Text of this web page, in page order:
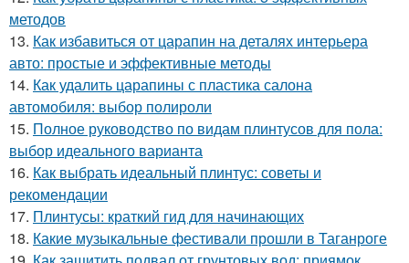
методов
13. Как избавиться от царапин на деталях интерьера
авто: простые и эффективные методы
14. Как удалить царапины с пластика салона
автомобиля: выбор полироли
15. Полное руководство по видам плинтусов для пола:
выбор идеального варианта
16. Как выбрать идеальный плинтус: советы и
рекомендации
17. Плинтусы: краткий гид для начинающих
18. Какие музыкальные фестивали прошли в Таганроге